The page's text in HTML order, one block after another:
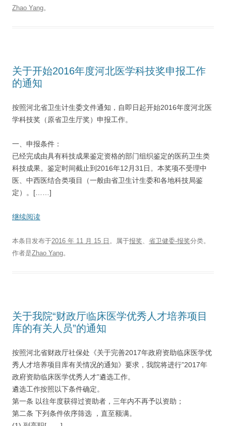
Zhao Yang。
关于开始2016年度河北医学科技奖申报工作
的通知
按照河北省卫生计生委文件通知，自即日起开始2016年度河北医
学科技奖（原省卫生厅奖）申报工作。
一、申报条件：
已经完成由具有科技成果鉴定资格的部门组织鉴定的医药卫生类
科技成果。鉴定时间截止到2016年12月31日。本奖项不受理中
医、中西医结合类项目（一般由省卫生计生委和各地科技局鉴
定）。[……]
继续阅读
本条目发布于2016 年 11 月 15 日 。属于报奖、 省卫健委-报奖分类。
作者是Zhao Yang。
关于我院“财政厅临床医学优秀人才培养项目
库的有关人员”的通知
按照河北省财政厅社保处《关于完善2017年政府资助临床医学优
秀人才培养项目库有关情况的通知》要求，我院将进行”2017年
政府资助临床医学优秀人才”遴选工作。
遴选工作按照以下条件确定。
第一条 以往年度获得过资助者，三年内不再予以资助；
第二条 下列条件依序筛选 ，直至额满。